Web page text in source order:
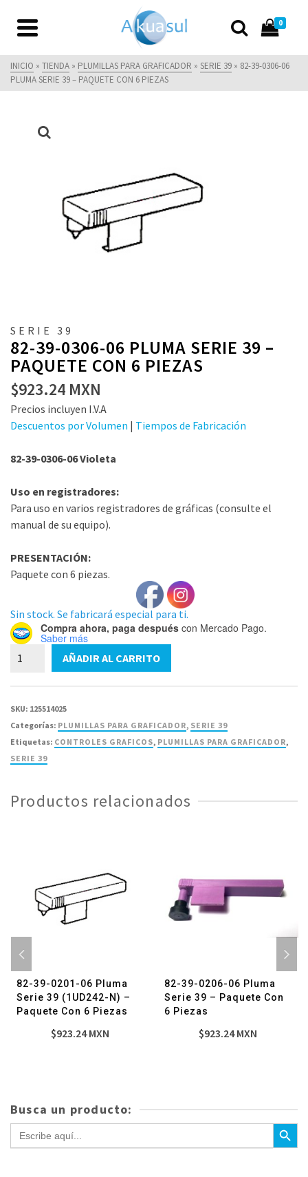
0
INICIO » TIENDA » PLUMILLAS PARA GRAFICADOR » SERIE 39 » 82-39-0306-06
PLUMA SERIE 39 – PAQUETE CON 6 PIEZAS
SERIE 39
82-39-0306-06 PLUMA SERIE 39 –
PAQUETE CON 6 PIEZAS
$923.24 MXN
Precios incluyen I.V.A
Descuentos por Volumen | Tiempos de Fabricación
82-39-0306-06 Violeta
Uso en registradores:
Para uso en varios registradores de gráficas (consulte el
manual de su equipo).
PRESENTACIÓN:
Paquete con 6 piezas.
Sin stock. Se fabricará especial para ti.
Compra ahora, paga después con Mercado Pago.
Saber más
82-
-
con
AÑADIR AL CARRITO
SKU: 125514025
Categorías: PLUMILLAS PARA GRAFICADOR, SERIE 39
Etiquetas: CONTROLES GRAFICOS, PLUMILLAS PARA GRAFICADOR,
SERIE 39
Productos relacionados
82-39-0201-06 Pluma
Serie 39 (1UD242-N) –
Paquete Con 6 Piezas
$923.24MXN
82-39-0206-06 Pluma
Serie 39 – Paquete Con
6 Piezas
$923.24MXN
Busca un producto:
Buscar: Botón de